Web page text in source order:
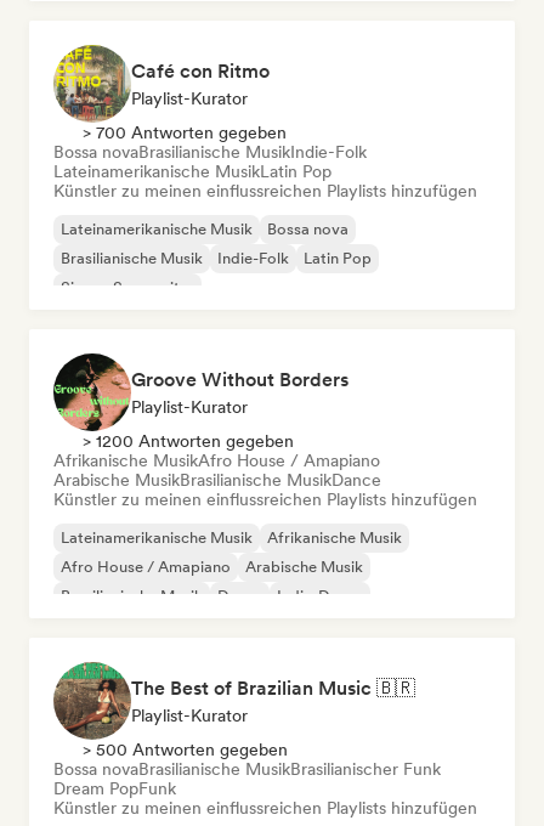
Café con Ritmo
Playlist-Kurator
> 700 Antworten gegeben
Bossa novaBrasilianische MusikIndie-Folk
Lateinamerikanische MusikLatin Pop
Künstler zu meinen einflussreichen Playlists hinzufügen
Lateinamerikanische Musik
Bossa nova
Brasilianische Musik
Indie-Folk
Latin Pop
Singer-Songwriter
Groove Without Borders
Playlist-Kurator
> 1200 Antworten gegeben
Afrikanische MusikAfro House / Amapiano
Arabische MusikBrasilianische MusikDance
Künstler zu meinen einflussreichen Playlists hinzufügen
Lateinamerikanische Musik
Afrikanische Musik
Afro House / Amapiano
Arabische Musik
Brasilianische Musik
Dance
Indie-Dance
The Best of Brazilian Music 🇧🇷
Playlist-Kurator
> 500 Antworten gegeben
Bossa novaBrasilianische MusikBrasilianischer Funk
Dream PopFunk
Künstler zu meinen einflussreichen Playlists hinzufügen